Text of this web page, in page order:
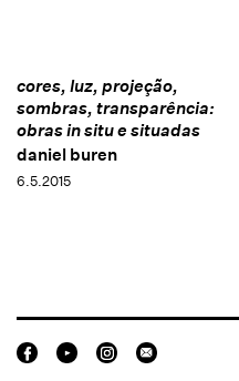
cores, luz, projeção,
sombras, transparência:
obras in situ e situadas
daniel buren
6.5.2015